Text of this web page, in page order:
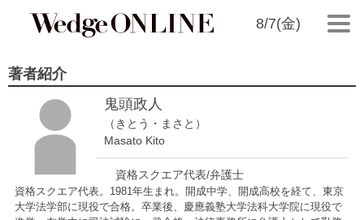
8/7(金)
著者紹介
鬼頭政人
（きとう・まさと）
Masato Kito
資格スクエア代表/弁護士
資格スクエア代表。1981年生まれ。開成中学、開成高校を経て、東京
大学法学部に現役で合格。卒業後、慶應義塾大学法科大学院に現役で